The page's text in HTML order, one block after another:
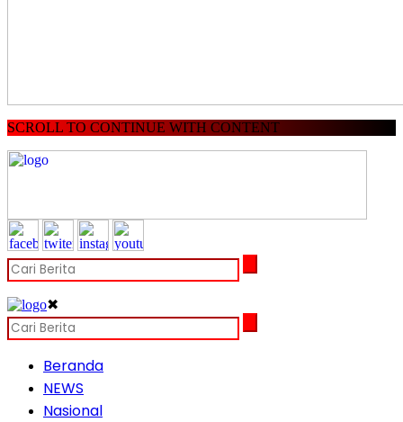
SCROLL TO CONTINUE WITH CONTENT
✖
Beranda
NEWS
Nasional